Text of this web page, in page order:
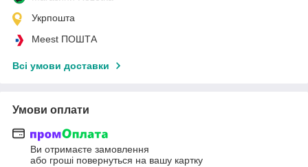
Укрпошта
Meest ПОШТА
Всі умови доставки
Умови оплати
Ви отримаєте замовлення
або гроші повернуться на вашу картку